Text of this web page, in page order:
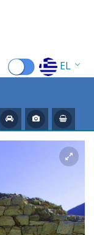
EL
FR
DE
IT
RU